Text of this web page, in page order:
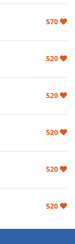
570
520
520
520
520
520